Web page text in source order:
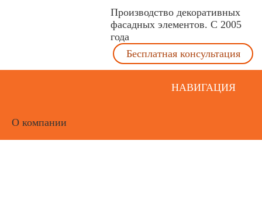
Производство декоративных
фасадных элементов. С 2005
года
Бесплатная консультация
НАВИГАЦИЯ
О компании